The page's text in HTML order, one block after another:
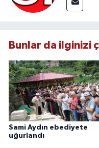
Bunlar da ilginizi
Sami Aydın ebediyete
uğurlandı